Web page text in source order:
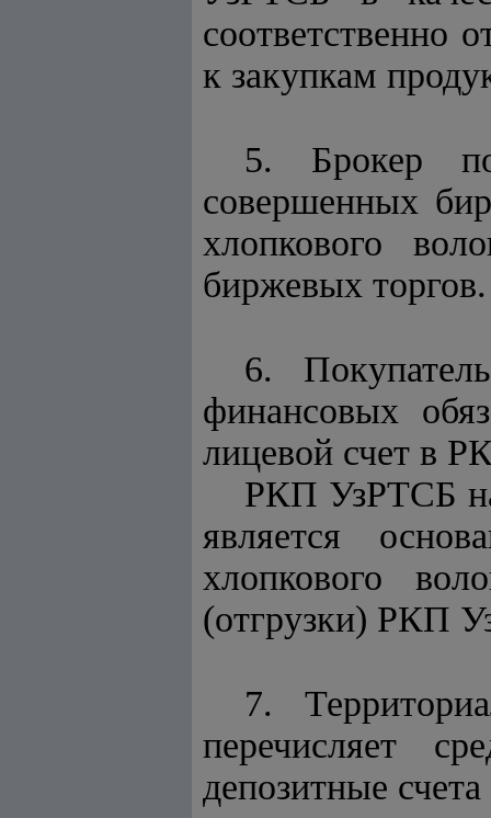
соответственно
к закупкам
5. Брокер
совершенных
хлопкового
биржевых торгов.
6.
финансовых
лицевой счет в
РКП УзРТСБ
является
хлопкового
(отгрузки) РКП
7.
перечисляет
депозитные